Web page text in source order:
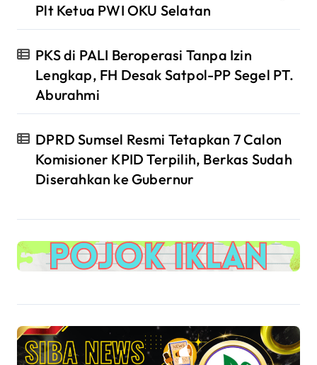
Plt Ketua PWI OKU Selatan
PKS di PALI Beroperasi Tanpa Izin
Lengkap, FH Desak Satpol-PP Segel PT.
Aburahmi
DPRD Sumsel Resmi Tetapkan 7 Calon
Komisioner KPID Terpilih, Berkas Sudah
Diserahkan ke Gubernur